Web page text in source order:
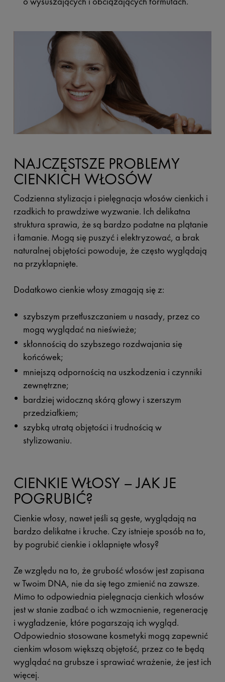
NAJCZĘSTSZE PROBLEMY
CIENKICH WŁOSÓW
Codzienna stylizacja i pielęgnacja włosów cienkich i
rzadkich to prawdziwe wyzwanie. Ich delikatna
struktura sprawia, że są bardzo podatne na plątanie
i łamanie. Mogą się puszyć i elektryzować, a brak
naturalnej objętości powoduje, że często wyglądają
na przyklapnięte.
Dodatkowo cienkie włosy zmagają się z:
szybszym przetłuszczaniem u nasady, przez co
mogą wyglądać na nieświeże;
skłonnością do szybszego rozdwajania się
końcówek;
mniejszą odpornością na uszkodzenia i czynniki
zewnętrzne;
bardziej widoczną skórą głowy i szerszym
przedziałkiem;
szybką utratą objętości i trudnością w
stylizowaniu.
CIENKIE WŁOSY – JAK JE
POGRUBIĆ?
Cienkie włosy, nawet jeśli są gęste, wyglądają na
bardzo delikatne i kruche. Czy istnieje sposób na to,
by pogrubić cienkie i oklapnięte włosy?
Ze względu na to, że grubość włosów jest zapisana
w Twoim DNA, nie da się tego zmienić na zawsze.
Mimo to odpowiednia pielęgnacja cienkich włosów
jest w stanie zadbać o ich wzmocnienie, regenerację
i wygładzenie, które pogarszają ich wygląd.
Odpowiednio stosowane kosmetyki mogą zapewnić
cienkim włosom większą objętość, przez co te będą
wyglądać na grubsze i sprawiać wrażenie, że jest ich
więcej.